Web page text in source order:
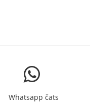
Whatsapp čats